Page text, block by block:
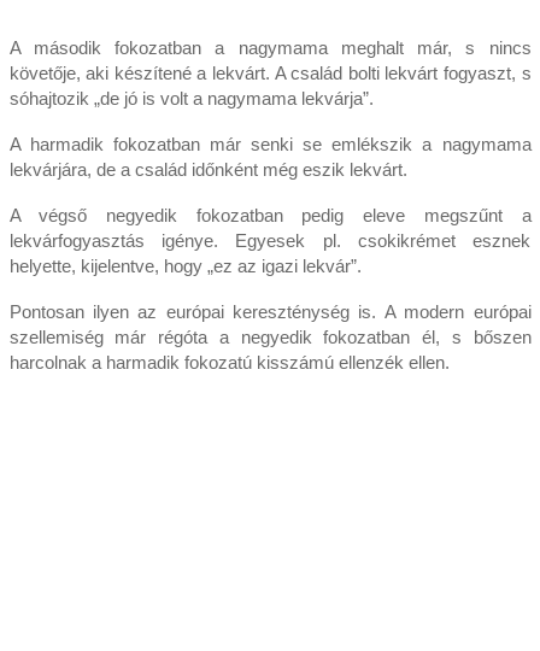
A második fokozatban a nagymama meghalt már, s nincs
követője, aki készítené a lekvárt. A család bolti lekvárt fogyaszt, s
sóhajtozik „de jó is volt a nagymama lekvárja”.
A harmadik fokozatban már senki se emlékszik a nagymama
lekvárjára, de a család időnként még eszik lekvárt.
A végső negyedik fokozatban pedig eleve megszűnt a
lekvárfogyasztás igénye. Egyesek pl. csokikrémet esznek
helyette, kijelentve, hogy „ez az igazi lekvár”.
Pontosan ilyen az európai kereszténység is. A modern európai
szellemiség már régóta a negyedik fokozatban él, s bőszen
harcolnak a harmadik fokozatú kisszámú ellenzék ellen.